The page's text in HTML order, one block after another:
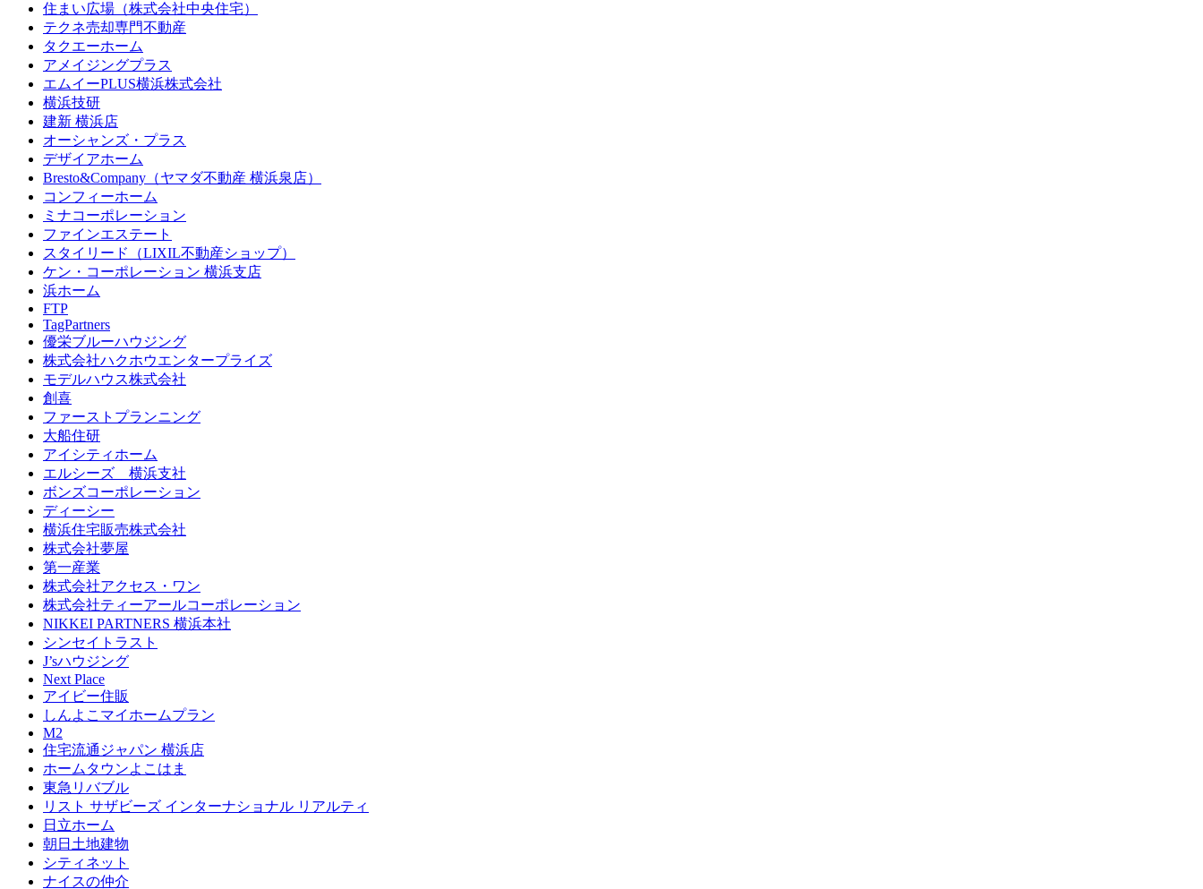
住まい広場（株式会社中央住宅）
テクネ売却専門不動産
タクエーホーム
アメイジングプラス
エムイーPLUS横浜株式会社
横浜技研
建新 横浜店
オーシャンズ・プラス
デザイアホーム
Bresto&Company（ヤマダ不動産 横浜泉店）
コンフィーホーム
ミナコーポレーション
ファインエステート
スタイリード（LIXIL不動産ショップ）
ケン・コーポレーション 横浜支店
浜ホーム
FTP
TagPartners
優栄ブルーハウジング
株式会社ハクホウエンタープライズ
モデルハウス株式会社
創喜
ファーストプランニング
大船住研
アイシティホーム
エルシーズ 横浜支社
ボンズコーポレーション
ディーシー
横浜住宅販売株式会社
株式会社夢屋
第一産業
株式会社アクセス・ワン
株式会社ティーアールコーポレーション
NIKKEI PARTNERS 横浜本社
シンセイトラスト
J’sハウジング
Next Place
アイビー住販
しんよこマイホームプラン
M2
住宅流通ジャパン 横浜店
ホームタウンよこはま
東急リバブル
リスト サザビーズ インターナショナル リアルティ
日立ホーム
朝日土地建物
シティネット
ナイスの仲介